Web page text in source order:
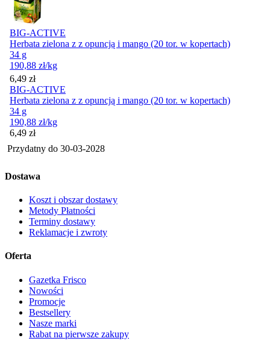
BIG-ACTIVE
Herbata zielona z z opuncją i mango (20 tor. w kopertach)
34 g
190,88 zł/kg
Cena
6,49 zł
BIG-ACTIVE
Herbata zielona z z opuncją i mango (20 tor. w kopertach)
34 g
190,88 zł/kg
Cena
6,49 zł
Przydatny do 30-03-2028
Dostawa
Koszt i obszar dostawy
Metody Płatności
Terminy dostawy
Reklamacje i zwroty
Oferta
Gazetka Frisco
Nowości
Promocje
Bestsellery
Nasze marki
Rabat na pierwsze zakupy